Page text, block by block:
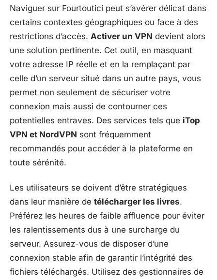
Naviguer sur Fourtoutici peut s’avérer délicat dans
certains contextes géographiques ou face à des
restrictions d’accès. Activer un VPN devient alors
une solution pertinente. Cet outil, en masquant
votre adresse IP réelle et en la remplaçant par
celle d’un serveur situé dans un autre pays, vous
permet non seulement de sécuriser votre
connexion mais aussi de contourner ces
potentielles entraves. Des services tels que iTop
VPN et NordVPN sont fréquemment
recommandés pour accéder à la plateforme en
toute sérénité.
Les utilisateurs se doivent d’être stratégiques
dans leur manière de télécharger les livres.
Préférez les heures de faible affluence pour éviter
les ralentissements dus à une surcharge du
serveur. Assurez-vous de disposer d’une
connexion stable afin de garantir l’intégrité des
fichiers téléchargés. Utilisez des gestionnaires de